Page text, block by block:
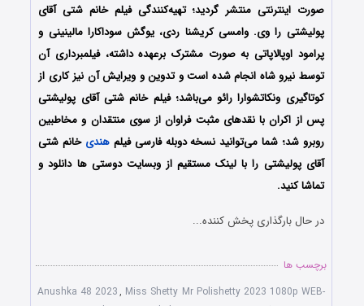
صورت اینترنتی منتشر گردید؛ تهیه‌کنندگی فیلم خانم شتی آقای
پولیشتی را وی. وامسی کریشنا ردی، یوگش سوداکارا مالینینی و
پرامود اوپالاپاتی به صورت مشترک برعهده داشته، فیلمبرداری آن
توسط نیرو شاه انجام شده است و تدوین و ویرایش آن نیز کاری از
کوتاگیری ونکاتشوارا رائو می‌باشد؛ فیلمخانم شتی آقای پولیشتی
پس از اکران با نقدهای مثبت فراوان از سوی منتقدان و مخاطبین
روبرو شد؛ شما می‌توانید نسخه دوبله فارسی فیلمهندی خانم شتی
آقای پولیشتی را با ‌لینک مستقیم از وبسایت دوستی ها دانلود و
تماشا کنید.
در حال بارگذاری پخش کننده...
برچسب ها
Anushka 48 2023, Miss Shetty Mr Polishetty 2023 1080p WEB-